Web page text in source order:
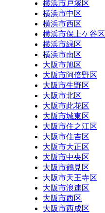
横浜市戸塚区
横浜市中区
横浜市西区
横浜市保土ケ谷区
横浜市緑区
横浜市南区
大阪市旭区
大阪市阿倍野区
大阪市生野区
大阪市北区
大阪市此花区
大阪市城東区
大阪市住之江区
大阪市住吉区
大阪市大正区
大阪市中央区
大阪市鶴見区
大阪市天王寺区
大阪市浪速区
大阪市西区
大阪市西成区